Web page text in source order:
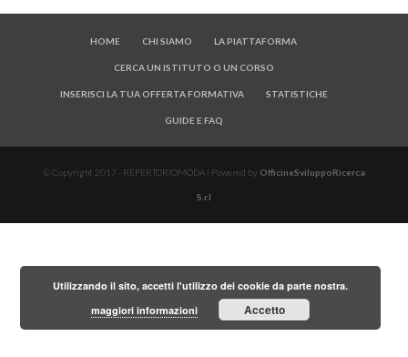
HOME CHI SIAMO LA PIATTAFORMA
CERCA UN ISTITUTO O UN CORSO
INSERISCI LA TUA OFFERTA FORMATIVA STATISTICHE
GUIDE E FAQ
© Copyright 2017 - REPERTORIOMODA | Powered by OfficineSviluppoRicerca
S.r.l
Utilizzando il sito, accetti l'utilizzo dei cookie da parte nostra.
maggiori informazioni
Accetto